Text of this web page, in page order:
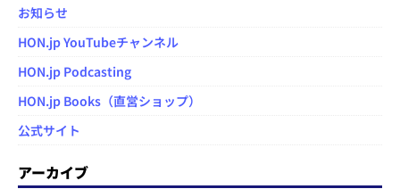
お知らせ
HON.jp YouTubeチャンネル
HON.jp Podcasting
HON.jp Books（直営ショップ）
公式サイト
アーカイブ